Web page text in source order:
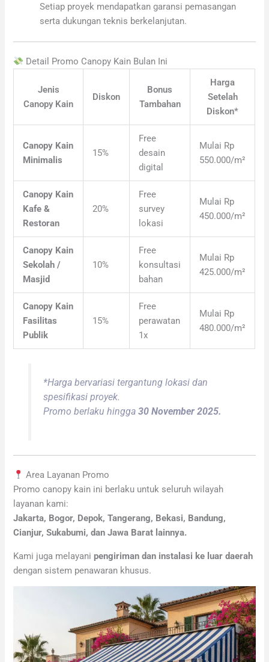
Setiap proyek mendapatkan garansi pemasangan
serta dukungan teknis berkelanjutan.
Detail Promo Canopy Kain Bulan Ini
Jenis
Canopy Kain
Diskon
Bonus
Tambahan
Harga
Setelah
Diskon*
Canopy Kain
Minimalis
15%
Free
desain
digital
Mulai Rp
550.000/m²
Canopy Kain
Kafe &
Restoran
20%
Free
survey
lokasi
Mulai Rp
450.000/m²
Canopy Kain
Sekolah /
Masjid
10%
Free
konsultasi
bahan
Mulai Rp
425.000/m²
Canopy Kain
Fasilitas
Publik
15%
Free
perawatan
1x
Mulai Rp
480.000/m²
*Harga bervariasi tergantung lokasi dan
spesifikasi proyek.
Promo berlaku hingga 30 November 2025.
Area Layanan Promo
Promo canopy kain ini berlaku untuk seluruh wilayah
layanan kami:
Jakarta, Bogor, Depok, Tangerang, Bekasi, Bandung,
Cianjur, Sukabumi, dan Jawa Barat lainnya.
Kami juga melayanipengiriman dan instalasi ke luar daerah
dengan sistem penawaran khusus.